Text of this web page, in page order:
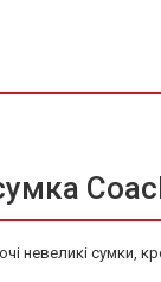
невеликі сумки,